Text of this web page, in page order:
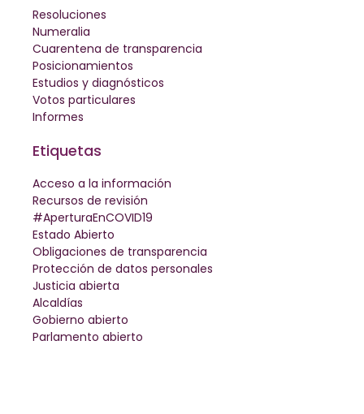
Resoluciones
Numeralia
Cuarentena de transparencia
Posicionamientos
Estudios y diagnósticos
Votos particulares
Informes
Etiquetas
Acceso a la información
Recursos de revisión
#AperturaEnCOVID19
Estado Abierto
Obligaciones de transparencia
Protección de datos personales
Justicia abierta
Alcaldías
Gobierno abierto
Parlamento abierto